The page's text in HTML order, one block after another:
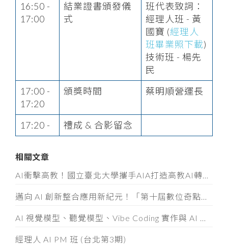
16:50 -
17:00
結業證書頒發儀
式
班代表致詞：
經理人班 - 黃
國寶 (經理人
班畢業照下載)
技術班 - 楊先
民
17:00 -
17:20
頒獎時間 蔡明順營運長
17:20 - 禮成 & 合影留念
相關文章
AI衝擊高教！國立臺北大學攜手AIA打造高教AI轉型示範模式
邁向 AI 創新整合應用新紀元！「第十屆數位奇點獎」8/5起全面開放徵件
AI 視覺模型、聽覺模型、Vibe Coding 實作與 AI 素養認證工作坊
經理人 AI PM 班 (台北第3期)